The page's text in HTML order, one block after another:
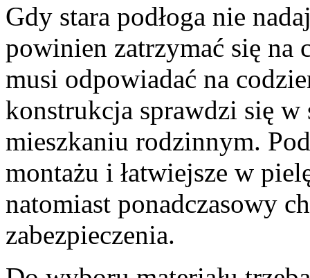
Gdy stara podłoga nie
powinien zatrzymać się na
musi odpowiadać na
konstrukcja sprawdzi się
mieszkaniu rodzinnym.
montażu i łatwiejsze w
natomiast ponadczasowy
zabezpieczenia.